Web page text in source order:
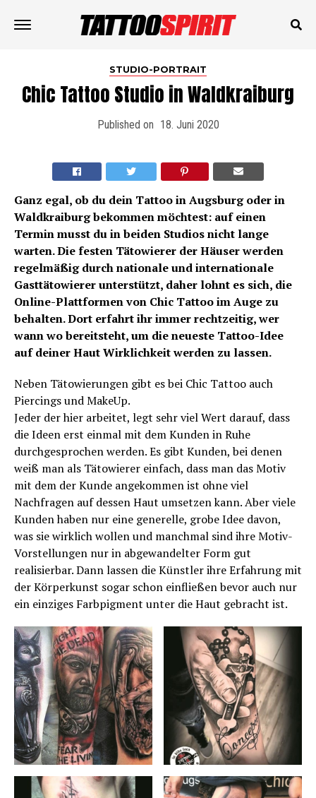
STUDIO-PORTRAIT
Chic Tattoo Studio in Waldkraiburg
Published on 18. Juni 2020
Ganz egal, ob du dein Tattoo in Augsburg oder in
Waldkraiburg bekommen möchtest: auf einen
Termin musst du in beiden Studios nicht lange
warten. Die festen Tätowierer der Häuser werden
regelmäßig durch nationale und internationale
Gasttätowierer unterstützt, daher lohnt es sich, die
Online-Plattformen von Chic Tattoo im Auge zu
behalten. Dort erfahrt ihr immer rechtzeitig, wer
wann wo bereitsteht, um die neueste Tattoo-Idee
auf deiner Haut Wirklichkeit werden zu lassen.
Neben Tätowierungen gibt es bei Chic Tattoo auch
Piercings und MakeUp.
Jeder der hier arbeitet, legt sehr viel Wert darauf, dass
die Ideen erst einmal mit dem Kunden in Ruhe
durchgesprochen werden. Es gibt Kunden, bei denen
weiß man als Tätowierer einfach, dass man das Motiv
mit dem der Kunde angekommen ist ohne viel
Nachfragen auf dessen Haut umsetzen kann. Aber viele
Kunden haben nur eine generelle, grobe Idee davon,
was sie wirklich wollen und manchmal sind ihre Motiv-
Vorstellungen nur in abgewandelter Form gut
realisierbar. Dann lassen die Künstler ihre Erfahrung mit
der Körperkunst sogar schon einfließen bevor auch nur
ein einziges Farbpigment unter die Haut gebracht ist.